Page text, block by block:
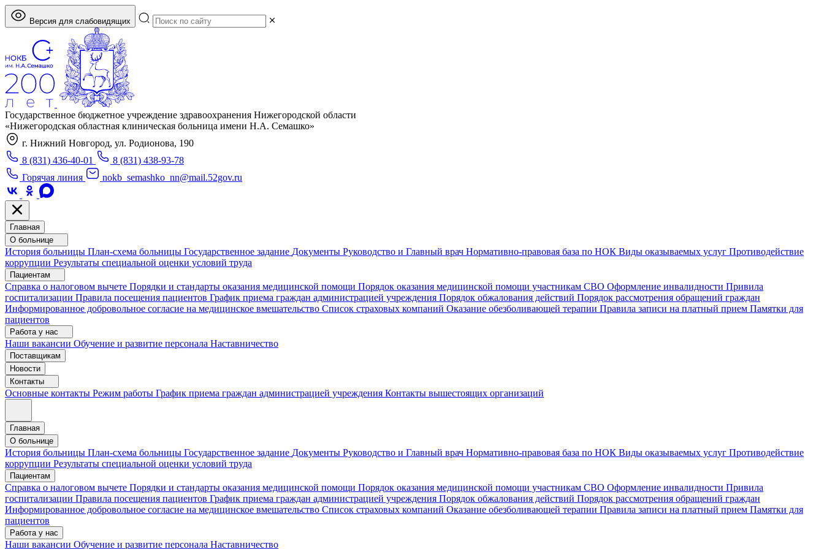
Версия для слабовидящих
Государственное бюджетное учреждение здравоохранения Нижегородской области
«Нижегородская областная клиническая больница имени Н.А. Семашко»
г. Нижний Новгород, ул. Родионова, 190
8 (831) 436-40-01
8 (831) 438-93-78
Горячая линия
nokb_semashko_nn@mail.52gov.ru
Главная
О больнице
История больницы План-схема больницы Государственное задание Документы Руководство и Главный врач Нормативно-правовая база по НОК Виды оказываемых услуг Противодействие
коррупции Результаты специальной оценки условий труда
Пациентам
Справка о налоговом вычете Порядки и стандарты оказания медицинской помощи Порядок оказания медицинской помощи участникам СВО Оформление инвалидности Привила
госпитализации Правила посещения пациентов График приема граждан администрацией учреждения Порядок обжалования действий Порядок рассмотрения обращений граждан
Информированное добровольное согласие на медицинское вмешательство Список страховых компаний Оказание обезболивающей терапии Правила записи на платный прием Памятки для
пациентов
Работа у нас
Наши вакансии Обучение и развитие персонала Наставничество
Поставщикам
Новости
Контакты
Основные контакты Режим работы График приема граждан администрацией учреждения Контакты вышестоящих организаций
Главная
О больнице
История больницы План-схема больницы Государственное задание Документы Руководство и Главный врач Нормативно-правовая база по НОК Виды оказываемых услуг Противодействие
коррупции Результаты специальной оценки условий труда
Пациентам
Справка о налоговом вычете Порядки и стандарты оказания медицинской помощи Порядок оказания медицинской помощи участникам СВО Оформление инвалидности Привила
госпитализации Правила посещения пациентов График приема граждан администрацией учреждения Порядок обжалования действий Порядок рассмотрения обращений граждан
Информированное добровольное согласие на медицинское вмешательство Список страховых компаний Оказание обезболивающей терапии Правила записи на платный прием Памятки для
пациентов
Работа у нас
Наши вакансии Обучение и развитие персонала Наставничество